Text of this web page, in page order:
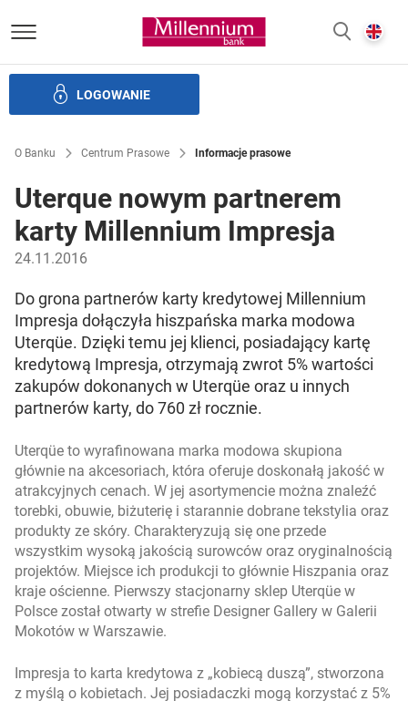
Bank Millennium homepage
LOGOWANIE
O Banku Centrum Prasowe Informacje prasowe
Uterque nowym partnerem
karty Millennium Impresja
24.11.2016
Do grona partnerów karty kredytowej Millennium
Impresja dołączyła hiszpańska marka modowa
Uterqüe. Dzięki temu jej klienci, posiadający kartę
kredytową Impresja, otrzymają zwrot 5% wartości
zakupów dokonanych w Uterqüe oraz u innych
partnerów karty, do 760 zł rocznie.
Uterqüe to wyrafinowana marka modowa skupiona
głównie na akcesoriach, która oferuje doskonałą jakość w
atrakcyjnych cenach. W jej asortymencie można znaleźć
torebki, obuwie, biżuterię i starannie dobrane tekstylia oraz
produkty ze skóry. Charakteryzują się one przede
wszystkim wysoką jakością surowców oraz oryginalnością
projektów. Miejsce ich produkcji to głównie Hiszpania oraz
kraje ościenne. Pierwszy stacjonarny sklep Uterqüe w
Polsce został otwarty w strefie Designer Gallery w Galerii
Mokotów w Warszawie.
Impresja to karta kredytowa z „kobiecą duszą”, stworzona
z myślą o kobietach. Jej posiadaczki mogą korzystać z 5%